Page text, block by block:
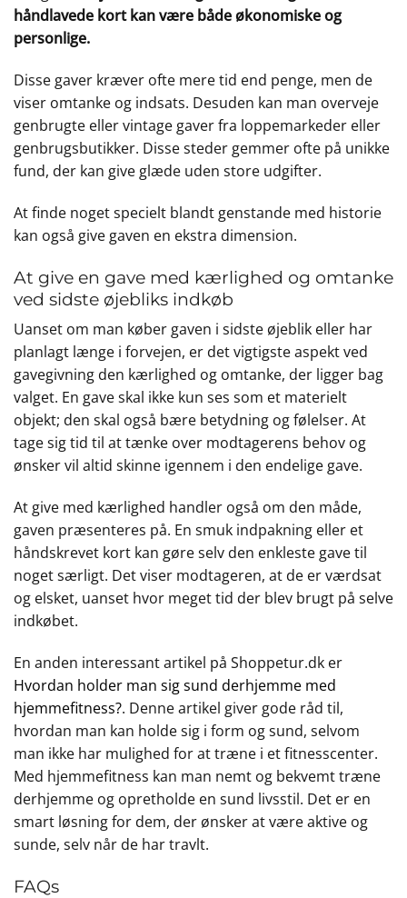
håndlavede kort kan være både økonomiske og
personlige.
Disse gaver kræver ofte mere tid end penge, men de
viser omtanke og indsats. Desuden kan man overveje
genbrugte eller vintage gaver fra loppemarkeder eller
genbrugsbutikker. Disse steder gemmer ofte på unikke
fund, der kan give glæde uden store udgifter.
At finde noget specielt blandt genstande med historie
kan også give gaven en ekstra dimension.
At give en gave med kærlighed og omtanke
ved sidste øjebliks indkøb
Uanset om man køber gaven i sidste øjeblik eller har
planlagt længe i forvejen, er det vigtigste aspekt ved
gavegivning den kærlighed og omtanke, der ligger bag
valget. En gave skal ikke kun ses som et materielt
objekt; den skal også bære betydning og følelser. At
tage sig tid til at tænke over modtagerens behov og
ønsker vil altid skinne igennem i den endelige gave.
At give med kærlighed handler også om den måde,
gaven præsenteres på. En smuk indpakning eller et
håndskrevet kort kan gøre selv den enkleste gave til
noget særligt. Det viser modtageren, at de er værdsat
og elsket, uanset hvor meget tid der blev brugt på selve
indkøbet.
En anden interessant artikel på Shoppetur.dk er
Hvordan holder man sig sund derhjemme med
hjemmefitness?. Denne artikel giver gode råd til,
hvordan man kan holde sig i form og sund, selvom
man ikke har mulighed for at træne i et fitnesscenter.
Med hjemmefitness kan man nemt og bekvemt træne
derhjemme og opretholde en sund livsstil. Det er en
smart løsning for dem, der ønsker at være aktive og
sunde, selv når de har travlt.
FAQs